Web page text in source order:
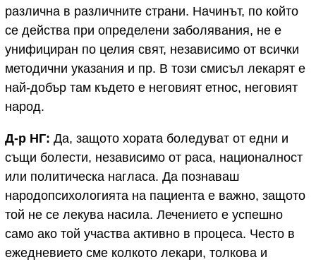
различна в различните страни. Начинът, по който
се действа при определени заболявания, не е
унифициран по целия свят, независимо от всички
методични указания и пр. В този смисъл лекарят е
най-добър там където е неговият етнос, неговият
народ.
Д-р НГ: Да, защото хората боледуват от едни и
същи болести, независимо от раса, националност
или политическа нагласа. Да познаваш
народопсихологията на пациента е важно, защото
той не се лекува насила. Лечението е успешно
само ако той участва активно в процеса. Често в
ежедневието сме колкото лекари, толкова и